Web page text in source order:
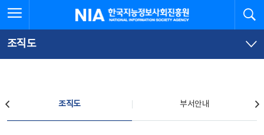
문
로
가
체
뉴
바
가
한국지능정보사회진흥원
조직도
조직도 부서안내